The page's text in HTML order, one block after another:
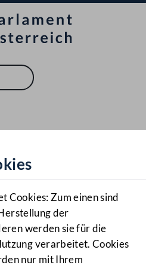
Cookies: Zum einen sind
der
werden sie für die
verarbeitet. Cookies
nur mit Ihrem